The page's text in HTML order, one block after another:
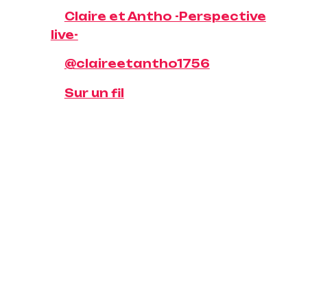
Claire et Antho -Perspective
live-
@claireetantho1756
Sur un fil